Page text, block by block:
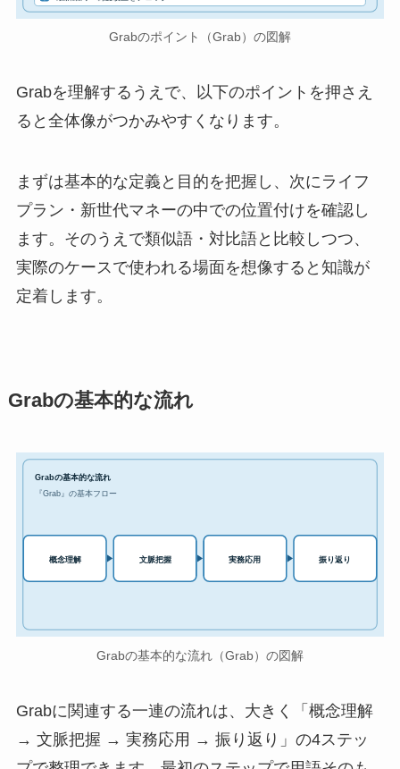
Grabのポイント（Grab）の図解
Grabを理解するうえで、以下のポイントを押さえ
ると全体像がつかみやすくなります。
まずは基本的な定義と目的を把握し、次にライフ
プラン・新世代マネーの中での位置付けを確認し
ます。そのうえで類似語・対比語と比較しつつ、
実際のケースで使われる場面を想像すると知識が
定着します。
Grabの基本的な流れ
Grabの基本的な流れ
『Grab』の基本フロー
概念理解 文脈把握 実務応用 振り返り
Grabの基本的な流れ（Grab）の図解
Grabに関連する一連の流れは、大きく「概念理解
→ 文脈把握 → 実務応用 → 振り返り」の4ステッ